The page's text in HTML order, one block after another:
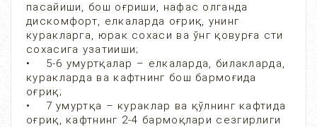
пасайиши, бош оғриши, нафас олганда
дискомфорт, елкаларда оғриқ, унинг
куракларга, юрак сохаси ва ўнг қовурға сти
сохасига узатииши;
• 5-6 умуртқалар – елкаларда, билакларда,
куракларда ва кафтнинг бош бармоғида
оғриқ;
• 7 умуртқа – кураклар ва қўлнинг кафтида
оғриқ, кафтнинг 2-4 бармоқлари сезгирлиги